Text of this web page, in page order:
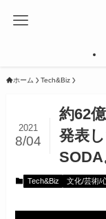
ホーム Tech&Biz
約62
発表
2021
8/04
Tech&Biz 文化/芸術/